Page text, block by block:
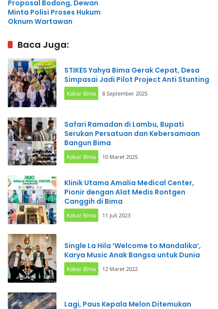
Proposal Bodong, Dewan
Minta Polisi Proses Hukum
Oknum Wartawan
Baca Juga:
STIKES Yahya Bima Gerak Cepat, Desa
Simpasai Jadi Pilot Project Anti Stunting
Kabar Bima 8 September 2025
Safari Ramadan di Lambu, Bupati
Serukan Persatuan dan Kebersamaan
Bangun Bima
Kabar Bima 10 Maret 2025
Klinik Utama Amalia Medical Center,
Pionir dengan Alat Medis Rontgen
Canggih di Bima
Kabar Bima 11 Juli 2023
Single La Hila ‘Welcome to Mandalika’,
Karya Music Anak Bangsa untuk Dunia
Kabar Bima 12 Maret 2022
Lagi, Paus Kepala Melon Ditemukan